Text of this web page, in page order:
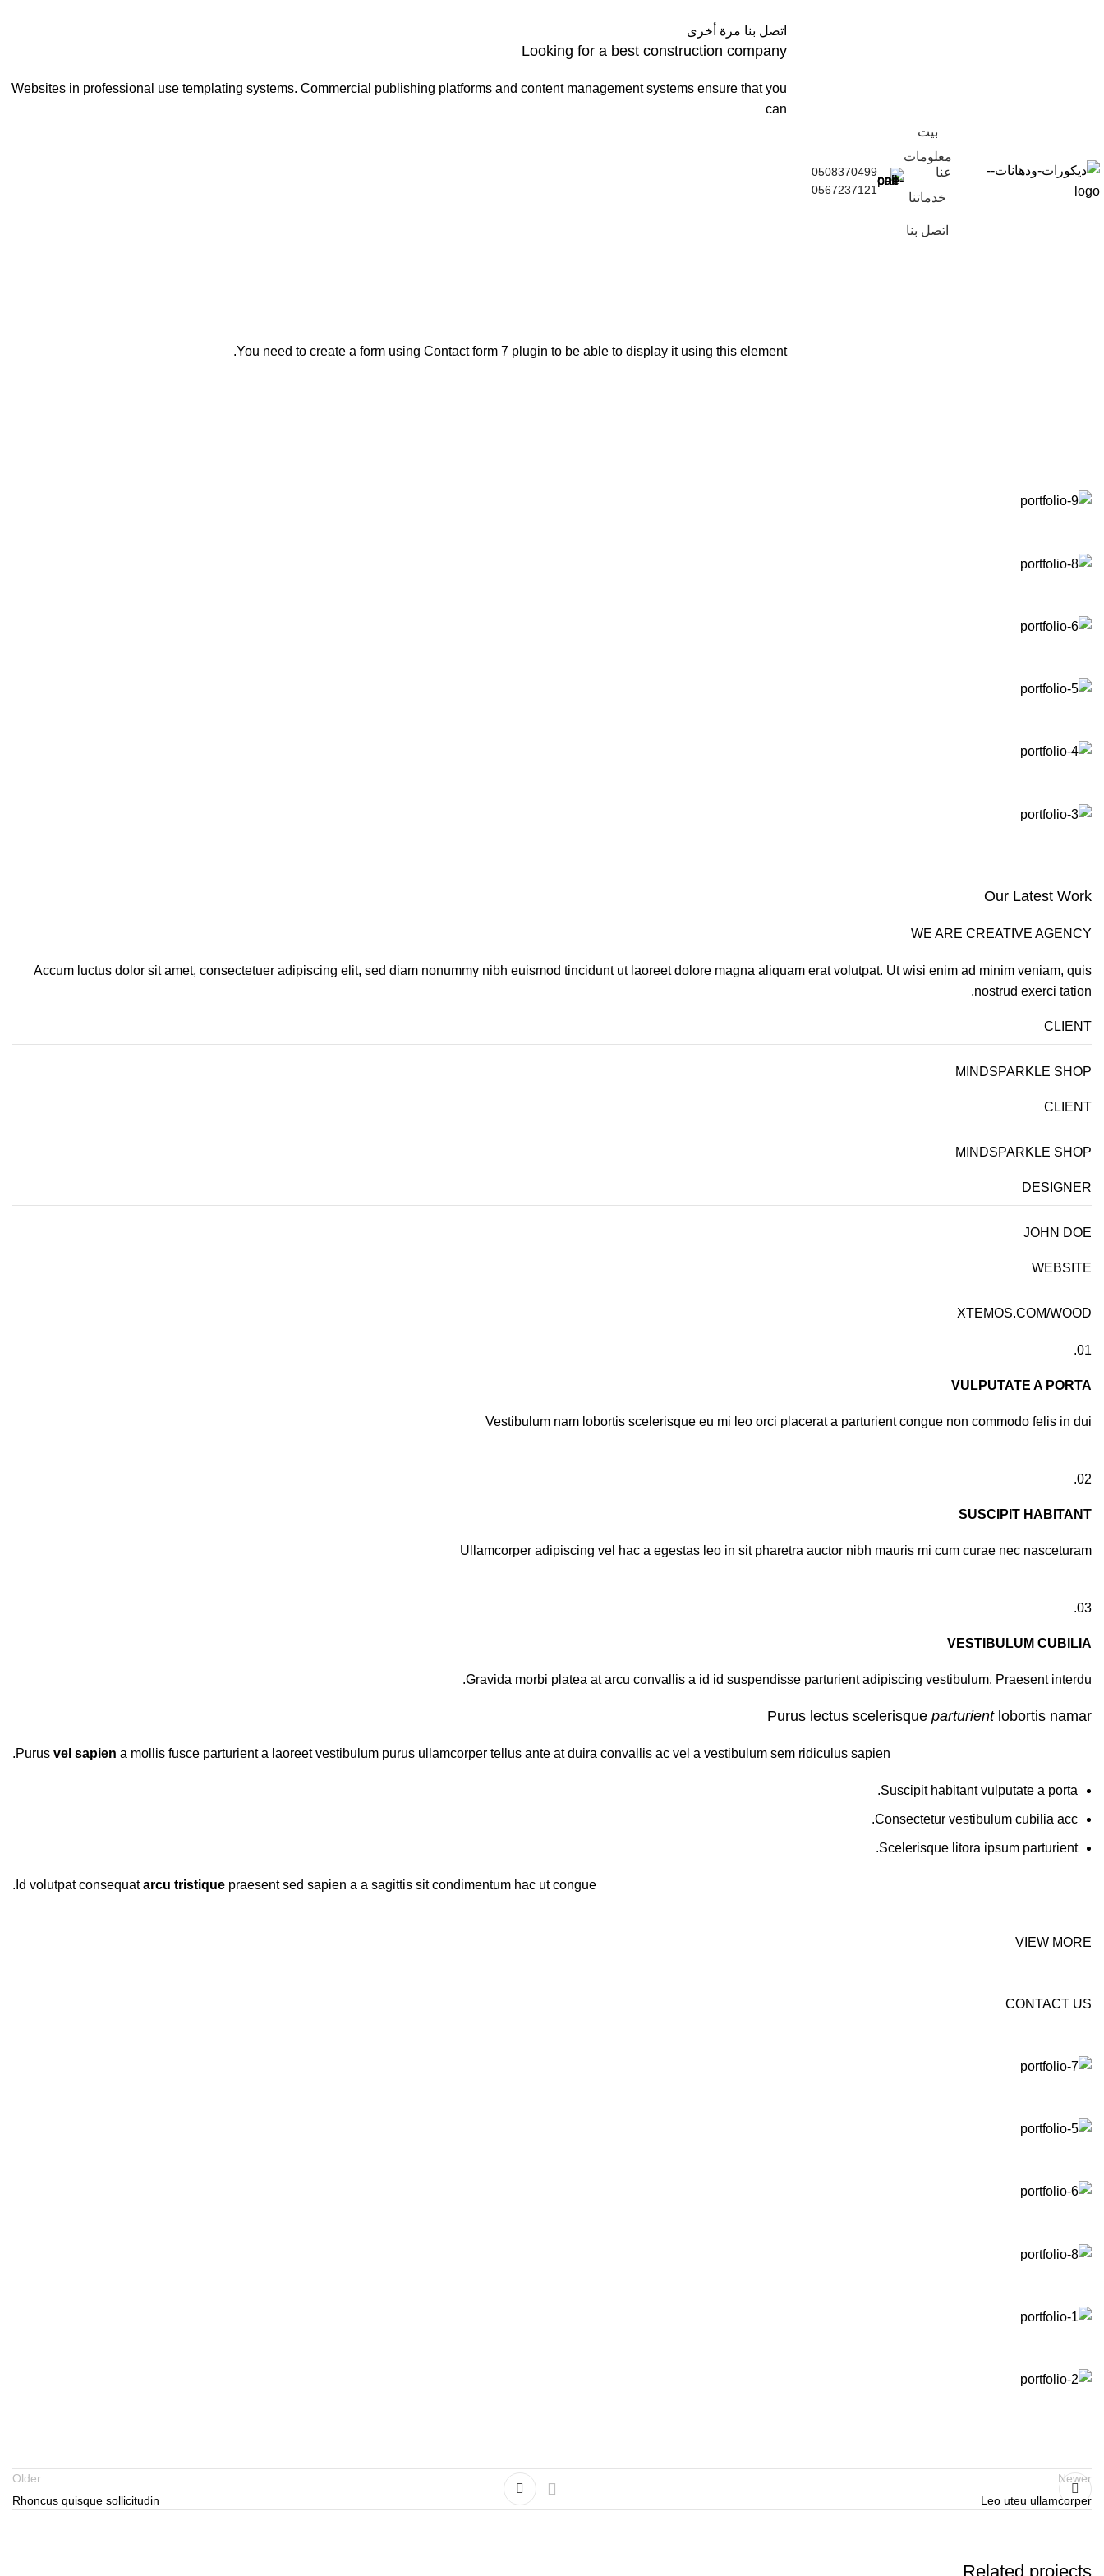
بيت
معلومات
عنا
خدماتنا
اتصل بنا
0508370499
0567237121
اتصل بنا مرة أخرى
Looking for a best construction company
Websites in professional use templating systems. Commercial publishing platforms and content management systems ensure that you
can
You need to create a form using Contact form 7 plugin to be able to display it using this element.
Our Latest Work
WE ARE CREATIVE AGENCY
Accum luctus dolor sit amet, consectetuer adipiscing elit, sed diam nonummy nibh euismod tincidunt ut laoreet dolore magna aliquam erat volutpat. Ut wisi enim ad minim veniam, quis
nostrud exerci tation.
CLIENT
MINDSPARKLE SHOP
CLIENT
MINDSPARKLE SHOP
DESIGNER
JOHN DOE
WEBSITE
XTEMOS.COM/WOOD
01.
VULPUTATE A PORTA
Vestibulum nam lobortis scelerisque eu mi leo orci placerat a parturient congue non commodo felis in dui
02.
SUSCIPIT HABITANT
Ullamcorper adipiscing vel hac a egestas leo in sit pharetra auctor nibh mauris mi cum curae nec nasceturam
03.
VESTIBULUM CUBILIA
Gravida morbi platea at arcu convallis a id id suspendisse parturient adipiscing vestibulum. Praesent interdu.
Purus lectus scelerisque parturientlobortis namar
Purus vel sapien a mollis fusce parturient a laoreet vestibulum purus ullamcorper tellus ante at duira convallis ac vel a vestibulum sem ridiculus sapien.
Suscipit habitant vulputate a porta.
Consectetur vestibulum cubilia acc.
Scelerisque litora ipsum parturient.
Id volutpat consequatarcu tristique praesent sed sapien a a sagittis sit condimentum hac ut congue.
VIEW MORE
CONTACT US
Newer
Leo uteu ullamcorper
Older
Rhoncus quisque sollicitudin
Related projects